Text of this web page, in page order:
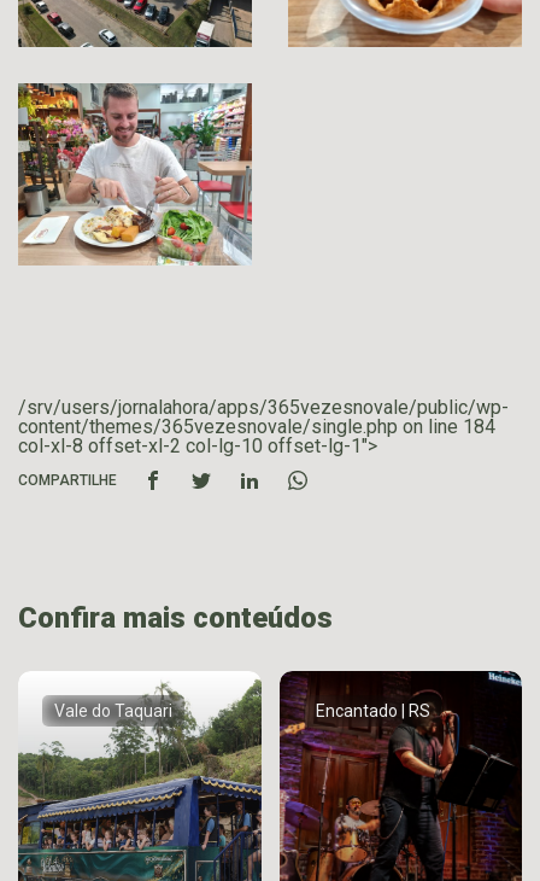
/srv/users/jornalahora/apps/365vezesnovale/public/wp-
content/themes/365vezesnovale/single.php on line 184
col-xl-8 offset-xl-2 col-lg-10 offset-lg-1">
COMPARTILHE
Confira mais conteúdos
Vale do Taquari Encantado | RS